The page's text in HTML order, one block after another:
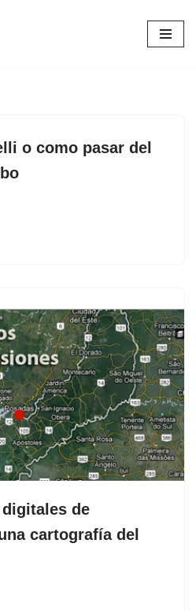
o como pasar del
de
cartografía del